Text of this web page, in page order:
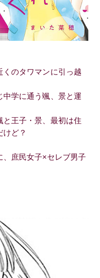
くのタワマンに引っ越
中学に通う颯、景と運
と王子・景、最初は住
ど？
、庶民女子×セレブ男子